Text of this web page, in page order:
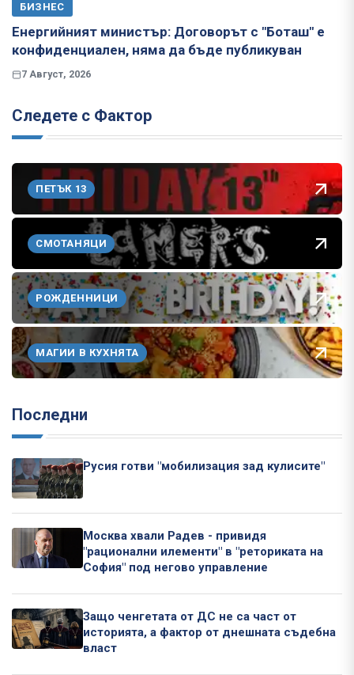
БИЗНЕС
Енергийният министър: Договорът с "Боташ" е
конфиденциален, няма да бъде публикуван
7 Август, 2026
Следете с Фактор
ПЕТЪК 13
СМОТАНЯЦИ
РОЖДЕННИЦИ
МАГИИ В КУХНЯТА
Последни
Русия готви "мобилизация зад кулисите"
Москва хвали Радев - привидя
"рационални илементи" в "реториката на
София" под негово управление
Защо ченгетата от ДС не са част от
историята, а фактор от днешната съдебна
власт